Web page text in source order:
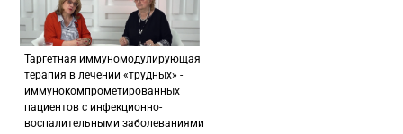
Таргетная иммуномодулирующая
терапия в лечении «трудных» -
иммунокомпрометированных
пациентов с инфекционно-
воспалительными заболеваниями